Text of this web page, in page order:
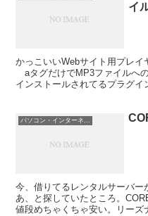
イ
かっこいいWebサイト用プレイ
aタグだけでMP3ファイルへ
インストールされてるプラグ
今、借りてるレンタルサーバ
あ、と探していたところ。
値段めちゃくちゃ安い。リー